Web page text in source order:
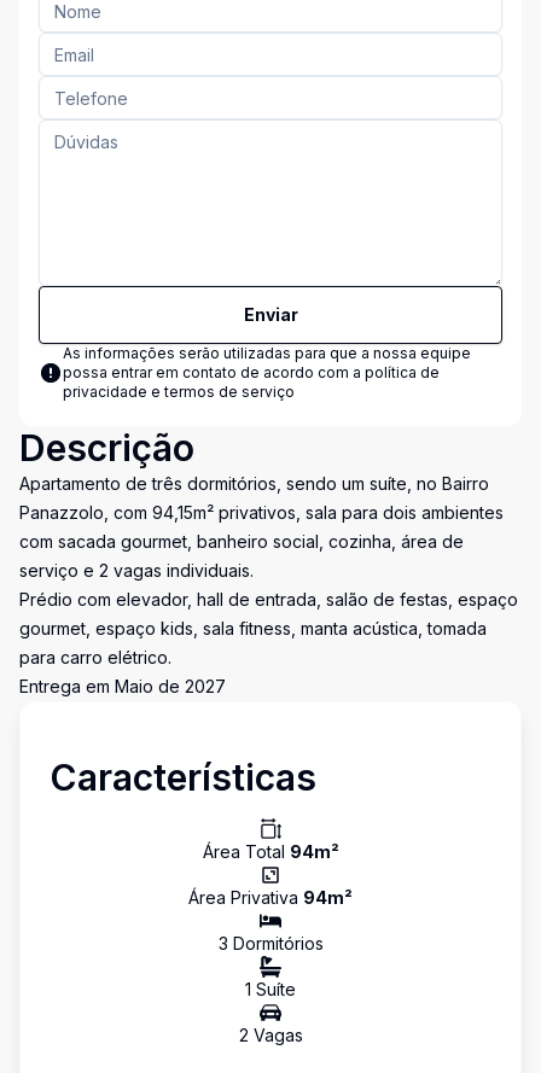
Enviar
As informações serão utilizadas para que a nossa equipe
possa entrar em contato de acordo com a política de
privacidade e termos de serviço
Descrição
Apartamento de três dormitórios, sendo um suíte, no Bairro
Panazzolo, com 94,15m² privativos, sala para dois ambientes
com sacada gourmet, banheiro social, cozinha, área de
serviço e 2 vagas individuais.
Prédio com elevador, hall de entrada, salão de festas, espaço
gourmet, espaço kids, sala fitness, manta acústica, tomada
para carro elétrico.
Entrega em Maio de 2027
Características
Área Total 94m²
Área Privativa 94m²
3 Dormitórios
1 Suíte
2 Vagas